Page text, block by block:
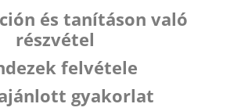
és tanításon való
részvétel
felvétele
gyakorlat